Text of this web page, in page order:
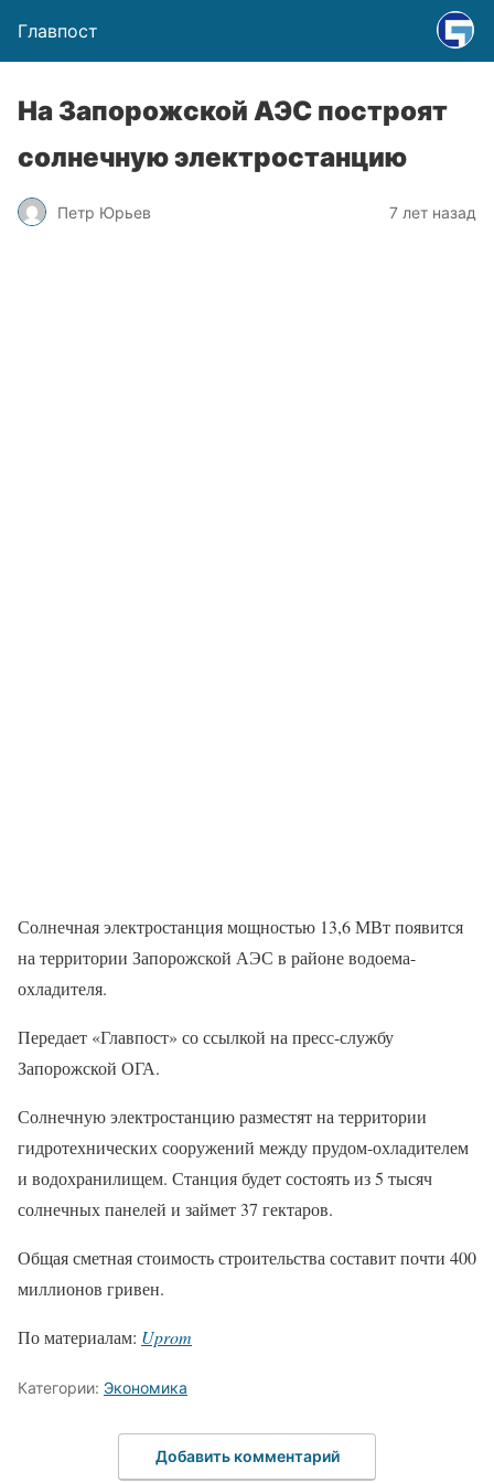
Главпост
На Запорожской АЭС построят
солнечную электростанцию
Петр Юрьев 7 лет назад
Солнечная электростанция мощностью 13,6 МВт появится
на территории Запорожской АЭС в районе водоема-
охладителя.
Передает «Главпост» со ссылкой на пресс-службу
Запорожской ОГА.
Солнечную электростанцию разместят на территории
гидротехнических сооружений между прудом-охладителем
и водохранилищем. Станция будет состоять из 5 тысяч
солнечных панелей и займет 37 гектаров.
Общая сметная стоимость строительства составит почти 400
миллионов гривен.
По материалам: Uprom
Категории: Экономика
Добавить комментарий